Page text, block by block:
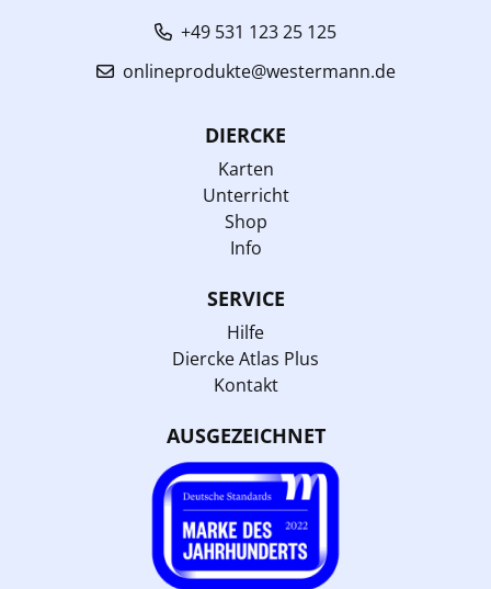
+49 531 123 25 125
onlineprodukte@westermann.de
DIERCKE
Karten
Unterricht
Shop
Info
SERVICE
Hilfe
Diercke Atlas Plus
Kontakt
AUSGEZEICHNET